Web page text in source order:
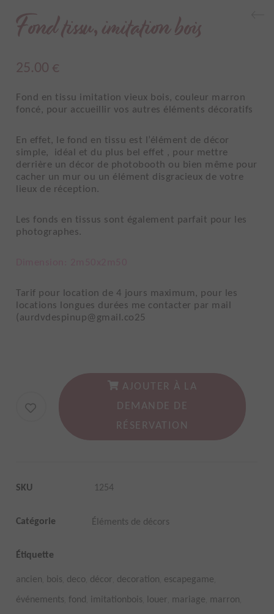
Fond tissu, imitation bois
25.00 €
Fond en tissu imitation vieux bois, couleur marron
foncé, pour accueillir vos autres éléments décoratifs
En effet, le fond en tissu est l’élément de décor
simple, idéal et du plus bel effet , pour mettre
derrière un décor de photobooth ou bien même pour
cacher un mur ou un élément disgracieux de votre
lieux de réception.
Les fonds en tissus sont également parfait pour les
photographes.
Tarif pour location de 4 jours maximum, pour les
locations longues durées me contacter par mail
(aurdvdespinup@gmail.co25
AJOUTER À LA
DEMANDE DE
RÉSERVATION
SKU 1254
Catégorie Éléments de décors
Étiquette
ancien bois deco décor decoration escapegame
événements ,fond imitationbois louer mariage marron